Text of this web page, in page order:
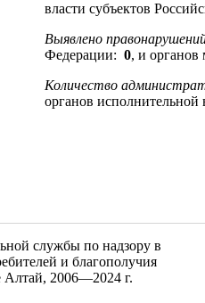
власти субъектов
Выявлено
Федерации: 0, и органов
Количество
органов исполнительной
службы по надзору в
и благополучия
Алтай, 2006—2024 г.